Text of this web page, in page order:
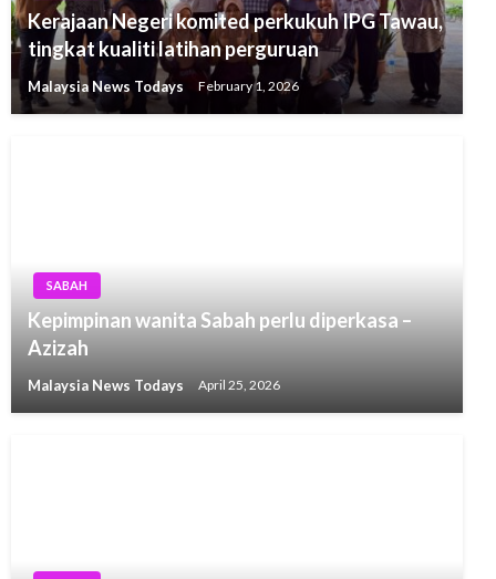
Kerajaan Negeri komited perkukuh IPG Tawau,
tingkat kualiti latihan perguruan
Malaysia News Todays February 1, 2026
SABAH
Kepimpinan wanita Sabah perlu diperkasa –
Azizah
Malaysia News Todays April 25, 2026